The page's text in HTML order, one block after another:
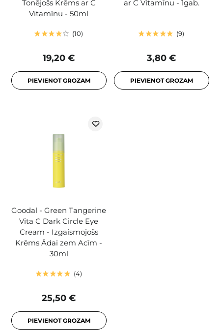
Tonējošs Krēms ar C
Vitamīnu - 50ml
10
19,20 €
PIEVIENOT GROZAM
ar C Vitamīnu - 1gab.
9
3,80 €
PIEVIENOT GROZAM
Goodal - Green Tangerine
Vita C Dark Circle Eye
Cream - Izgaismojošs
Krēms Ādai zem Acīm -
30ml
4
25,50 €
PIEVIENOT GROZAM